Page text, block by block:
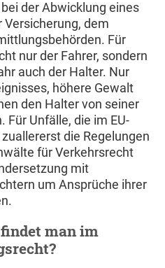
der Abwicklung eines
dem
Für
nur der Fahrer, sondern
auch der Halter. Nur
höhere Gewalt
den Halter von seiner
Unfälle, die im EU-
die Regelungen
für Verkehrsrecht
mit
um Ansprüche ihrer
man im